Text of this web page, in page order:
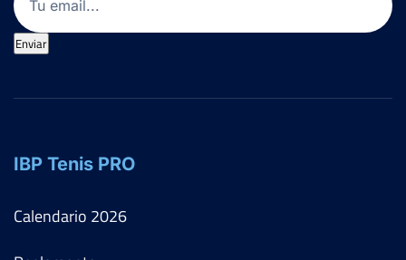
Enviar
IBP Tenis PRO
Calendario 2026